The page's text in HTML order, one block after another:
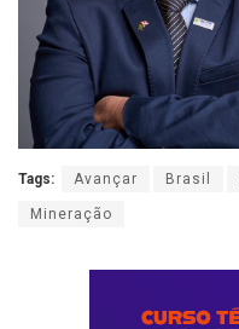
Tags: Avançar Brasil
Mineração